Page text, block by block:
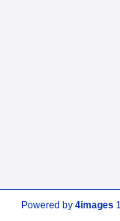
Powered by 4images